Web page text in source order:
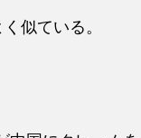
似ている。